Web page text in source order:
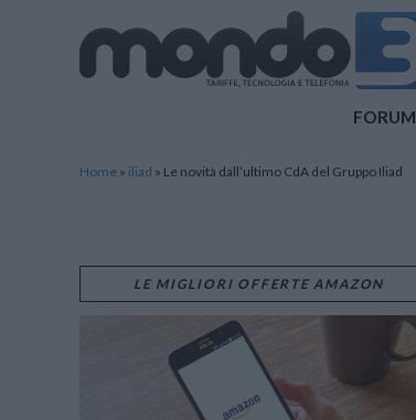
FORUM
Home » iliad » Le novità dall’ultimo CdA del Gruppo Iliad
LE MIGLIORI OFFERTE AMAZON